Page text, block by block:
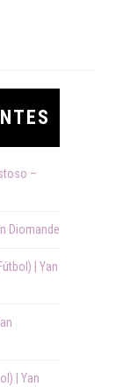
–
Diomande
| Yan
| Yan